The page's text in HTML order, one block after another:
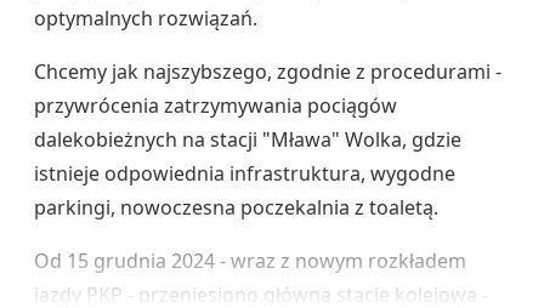
optymalnych rozwiązań.
Chcemy jak najszybszego, zgodnie z procedurami -
przywrócenia zatrzymywania pociągów
dalekobieżnych na stacji "Mława" Wolka, gdzie
istnieje odpowiednia infrastruktura, wygodne
parkingi, nowoczesna poczekalnia z toaletą.
Od 15 grudnia 2024 - wraz z nowym rozkładem
jazdy PKP - przeniesiono główną stację kolejową -